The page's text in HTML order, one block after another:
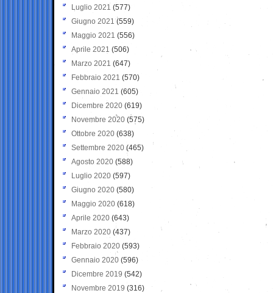
Luglio 2021 (577)
Giugno 2021(559)
Maggio 2021 (556)
Aprile 2021 (506)
Marzo 2021 (647)
Febbraio 2021 (570)
Gennaio 2021 (605)
Dicembre 2020 (619)
Novembre 2020 (575)
Ottobre 2020 (638)
Settembre 2020(465)
Agosto 2020 (588)
Luglio 2020 (597)
Giugno 2020 (580)
Maggio 2020 (618)
Aprile 2020 (643)
Marzo 2020 (437)
Febbraio 2020 (593)
Gennaio 2020 (596)
Dicembre 2019 (542)
Novembre 2019 (316)